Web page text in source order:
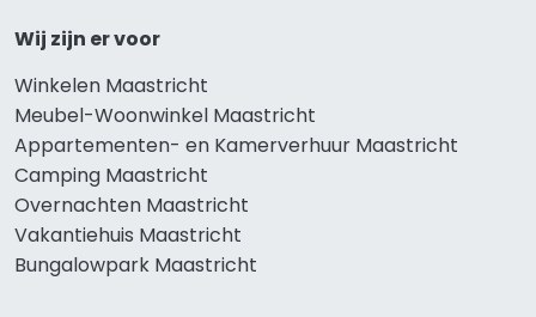
Wij zijn er voor
Winkelen Maastricht
Meubel-Woonwinkel Maastricht
Appartementen- en Kamerverhuur Maastricht
Camping Maastricht
Overnachten Maastricht
Vakantiehuis Maastricht
Bungalowpark Maastricht